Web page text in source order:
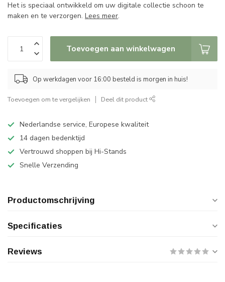
Het is speciaal ontwikkeld om uw digitale collectie schoon te
maken en te verzorgen. Lees meer.
Toevoegen aan winkelwagen
Op werkdagen voor 16:00 besteld is morgen in huis!
Toevoegen om te vergelijken Deel dit product
Nederlandse service, Europese kwaliteit
14 dagen bedenktijd
Vertrouwd shoppen bij Hi-Stands
Snelle Verzending
Productomschrijving
Specificaties
Reviews